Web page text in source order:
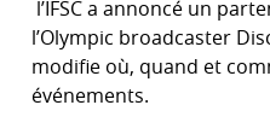
l’IFSC a annoncé un
l’Olympic broadcaster
modifie où, quand et
événements.